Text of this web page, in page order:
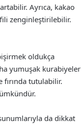
Ayrıca, kakao
zenginleştirilebilir.
oldukça
yumuşak kurabiyeler
fırında tutulabilir.
da dikkat